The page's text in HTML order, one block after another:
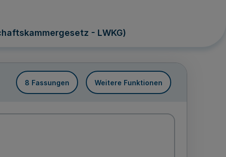
- LWKG)
8 Fassungen Weitere Funktionen